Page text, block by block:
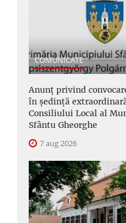
COMUNICATE
Anunţ privind
în şedinţă
Consiliului Local al
Sfântu Gheorghe
7 aug 2026